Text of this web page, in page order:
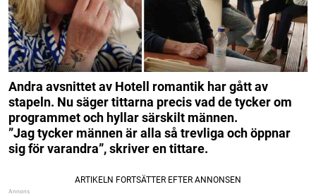
Andra avsnittet av Hotell romantik har gått av
stapeln. Nu säger tittarna precis vad de tycker om
programmet och hyllar särskilt männen.
”Jag tycker männen är alla så trevliga och öppnar
sig för varandra”, skriver en tittare.